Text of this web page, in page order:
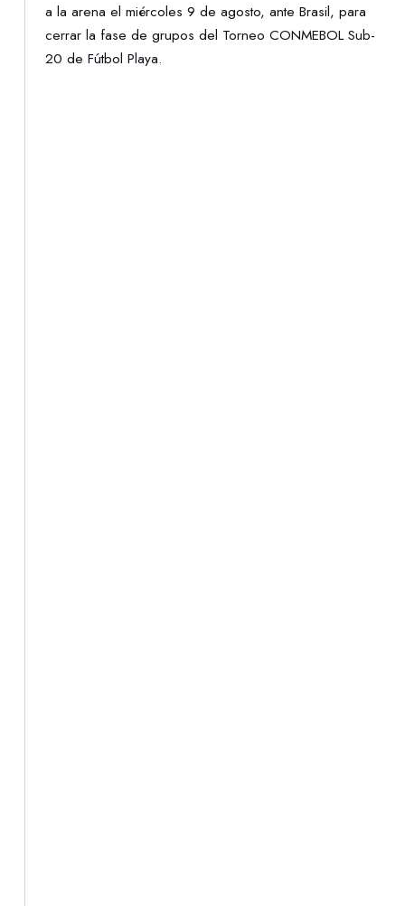
a la arena el miércoles 9 de agosto, ante Brasil, para
cerrar la fase de grupos del Torneo CONMEBOL Sub-
20 de Fútbol Playa.